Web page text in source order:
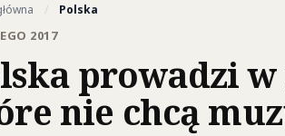
/ Polska
2017
prowadzi
nie chcą